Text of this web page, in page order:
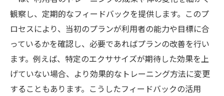
観察し、定期的なフィードバックを提供します。このプ
ロセスにより、当初のプランが利用者の能力や目標に合
っているかを確認し、必要であればプランの改善を行い
ます。例えば、特定のエクササイズが期待した効果を上
げていない場合、より効果的なトレーニング方法に変更
することもあります。こうしたフィードバックの活用